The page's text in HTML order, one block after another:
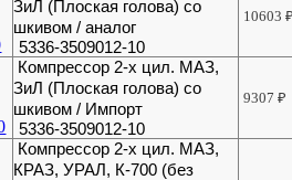
ЗиЛ (Плоская голова) со
шкивом / аналог
5336-3509012-10
10603
Компрессор 2-х цил. МАЗ,
ЗиЛ (Плоская голова) со
шкивом / Импорт
5336-3509012-10
9307₽
Компрессор 2-х цил. МАЗ,
КРАЗ, УРАЛ, К-700 (без